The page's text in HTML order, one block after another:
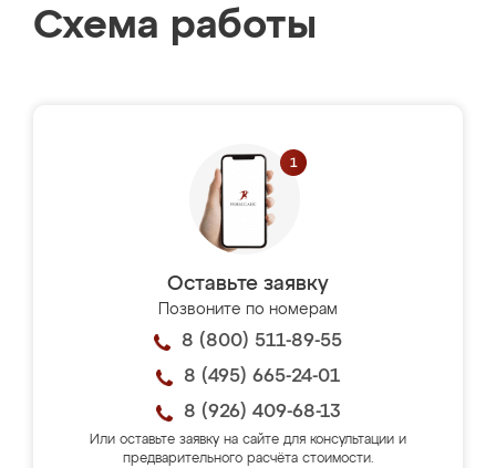
Схема работы
Оставьте заявку
Позвоните по номерам
8 (800) 511-89-55
8 (495) 665-24-01
8 (926) 409-68-13
Или оставьте заявку на сайте для консультации и
предварительного расчёта стоимости.